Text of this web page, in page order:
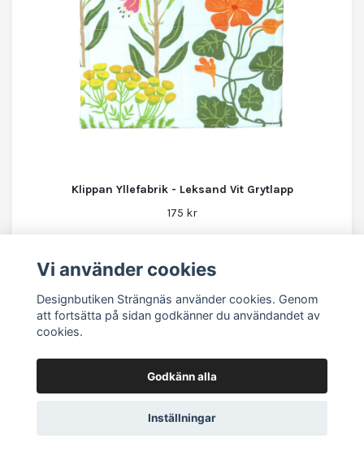
Klippan Yllefabrik - Leksand Vit Grytlapp
175 kr
Vi använder cookies
Designbutiken Strängnäs använder cookies. Genom
att fortsätta på sidan godkänner du användandet av
cookies.
Godkänn alla
Inställningar